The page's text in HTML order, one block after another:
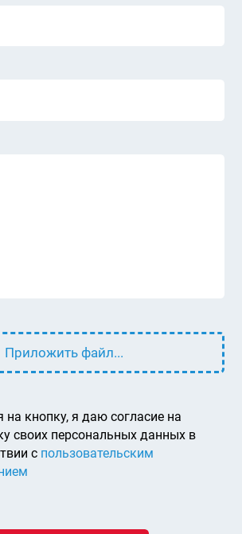
Приложить файл...
кнопку, я даю согласие на
своих персональных данных в
с пользовательским